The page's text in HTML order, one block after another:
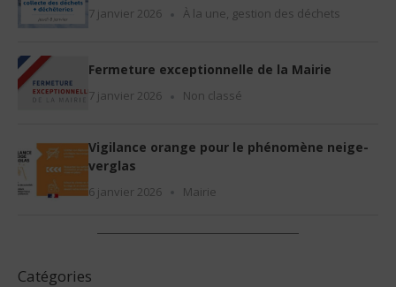
7 janvier 2026 À la une, gestion des déchets
Fermeture exceptionnelle de la Mairie
7 janvier 2026 Non classé
Vigilance orange pour le phénomène neige-
verglas
6 janvier 2026 Mairie
Catégories